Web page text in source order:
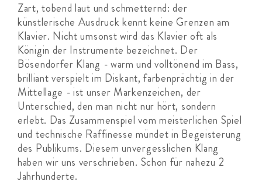
Zart, tobend laut und schmetternd: der
künstlerische Ausdruck kennt keine Grenzen am
Klavier. Nicht umsonst wird das Klavier oft als
Königin der Instrumente bezeichnet. Der
Bösendorfer Klang - warm und volltönend im Bass,
brilliant verspielt im Diskant, farbenprächtig in der
Mittellage - ist unser Markenzeichen, der
Unterschied, den man nicht nur hört, sondern
erlebt. Das Zusammenspiel vom meisterlichen Spiel
und technische Raffinesse mündet in Begeisterung
des Publikums. Diesem unvergesslichen Klang
haben wir uns verschrieben. Schon für nahezu 2
Jahrhunderte.